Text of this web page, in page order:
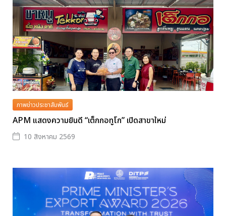
ภาพข่าวประชาสัมพันธ์
APM แสดงความยินดี “เต็กกอทูโก” เปิดสาขาใหม่
10 สิงหาคม 2569